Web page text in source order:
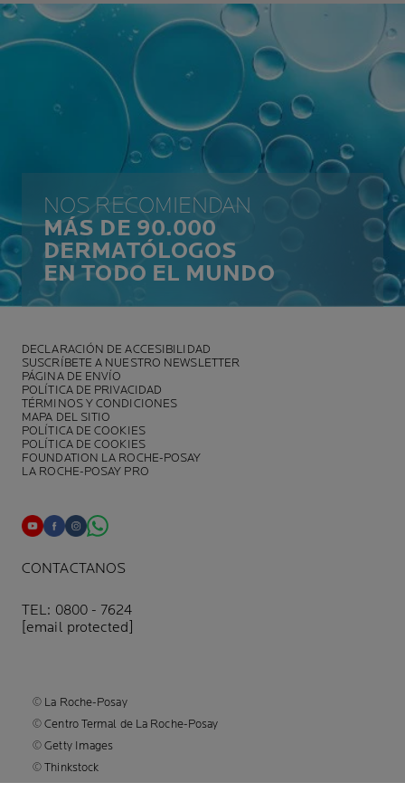
NOS RECOMIENDAN
MÁS DE 90.000
DERMATÓLOGOS
EN TODO EL MUNDO
DECLARACIÓN DE ACCESIBILIDAD
SUSCRÍBETE A NUESTRO NEWSLETTER
PÁGINA DE ENVÍO
POLÍTICA DE PRIVACIDAD
TÉRMINOS Y CONDICIONES
MAPA DEL SITIO
POLÍTICA DE COOKIES
POLÍTICA DE COOKIES
FOUNDATION LA ROCHE-POSAY
LA ROCHE-POSAY PRO
CONTACTANOS
TEL: 0800 - 7624
[email protected]
© La Roche-Posay
© Centro Termal de La Roche-Posay
© Getty Images
© Thinkstock